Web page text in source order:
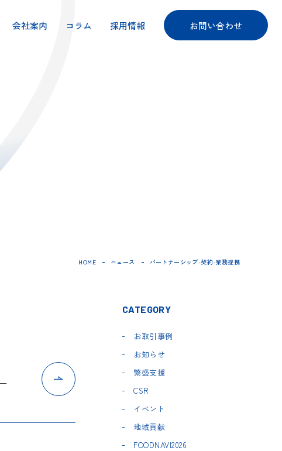
会社案内 コラム 採用情報 お問い合わせ
HOME ニュース パートナーシップ-契約-業務提携
CATEGORY
お取引事例
お知らせ
繁盛支援
CSR
イベント
地域貢献
FOODNAVI2026